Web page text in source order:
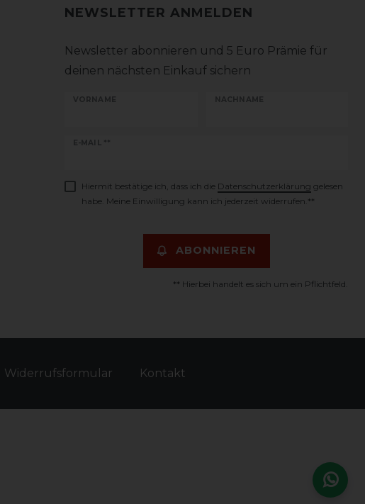
NEWSLETTER ANMELDEN
Newsletter abonnieren und 5 Euro Prämie für
deinen nächsten Einkauf sichern
VORNAME NACHNAME
E-MAIL **
Newsletter
Hiermit bestätige ich, dass ich die Daten­schutz­erklärung gelesen
habe. Meine Einwilligung kann ich jederzeit widerrufen.**
ABONNIEREN
** Hierbei handelt es sich um ein Pflichtfeld.
Widerrufs­formular Kontakt